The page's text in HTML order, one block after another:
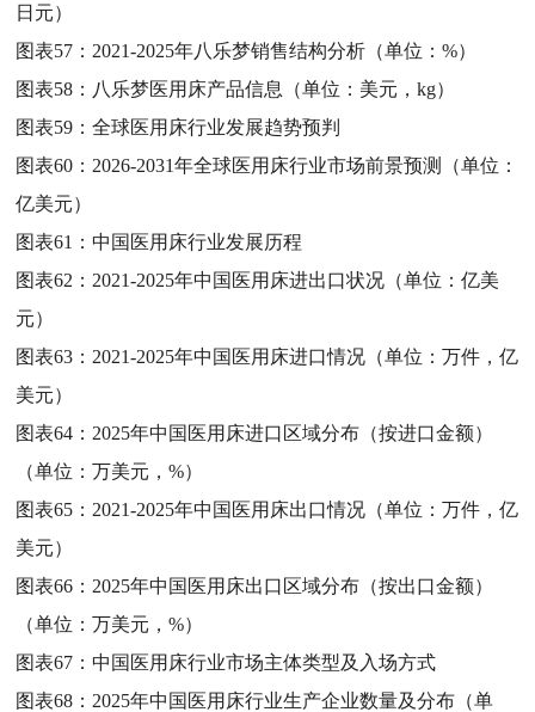
日元）
图表57： 2021-2025年八乐梦销售结构分析（单位：%）
图表58： 八乐梦医用床产品信息（单位：美元，kg）
图表59：全球医用床行业发展趋势预判
图表60： 2026-2031年全球医用床行业市场前景预测（单位：
亿美元）
图表61：中国医用床行业发展历程
图表62： 2021-2025年中国医用床进出口状况（单位：亿美
元）
图表63： 2021-2025年中国医用床进口情况（单位：万件，亿
美元）
图表64： 2025年中国医用床进口区域分布（按进口金额）
（单位：万美元，%）
图表65： 2021-2025年中国医用床出口情况（单位：万件，亿
美元）
图表66： 2025年中国医用床出口区域分布（按出口金额）
（单位：万美元，%）
图表67：中国医用床行业市场主体类型及入场方式
图表68： 2025年中国医用床行业生产企业数量及分布（单